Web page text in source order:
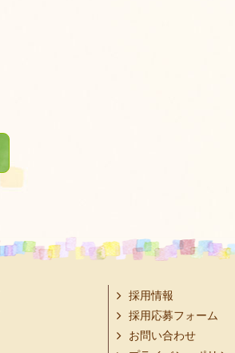
採用情報
採用応募フォーム
お問い合わせ